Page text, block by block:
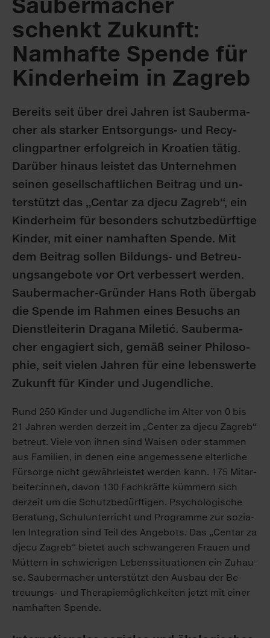
Saubermacher
schenkt Zukunft:
Namhafte Spende für
Kinderheim in Zagreb
Be­reits seit über drei Jah­ren ist Sau­ber­ma­
cher als star­ker Ent­sor­gungs- und Re­cy­
cling­part­ner er­folg­reich in Kroa­ti­en tä­tig.
Dar­über hin­aus leis­tet das Un­ter­neh­men
sei­nen ge­sell­schaft­li­chen Bei­trag und un­
ter­stützt das „Cen­tar za dje­cu Za­greb“, ein
Kin­der­heim für be­son­ders schutz­be­dürf­ti­ge
Kin­der, mit ei­ner nam­haf­ten Spen­de. Mit
dem Bei­trag sol­len Bil­dungs- und Be­treu­
ungs­an­ge­bo­te vor Ort ver­bes­sert wer­den.
Sau­ber­ma­cher-Grün­der Hans Roth über­gab
die Spen­de im Rah­men ei­nes Be­suchs an
Dienst­lei­te­rin Dra­ga­na Miletić. Sau­ber­ma­
cher en­ga­giert sich, ge­mäß sei­ner Phi­lo­so­
phie, seit vie­len Jah­ren für ei­ne le­bens­wer­te
Zu­kunft für Kin­der und Ju­gend­li­che.
Rund 250 Kin­der und Ju­gend­li­che im Al­ter von 0 bis
21 Jah­ren wer­den der­zeit im „Cen­ter za dje­cu Za­greb“
be­treut. Vie­le von ih­nen sind Wai­sen oder stam­men
aus Fa­mi­li­en, in de­nen ei­ne an­ge­mes­se­ne el­ter­li­che
Für­sor­ge nicht ge­währ­leis­tet wer­den kann. 175 Mit­ar­
bei­ter:in­nen, da­von 130 Fach­kräf­te küm­mern sich
der­zeit um die Schutz­be­dürf­ti­gen. Psy­cho­lo­gi­sche
Be­ra­tung, Schul­un­ter­richt und Pro­gram­me zur so­zia­
len In­te­gra­ti­on sind Teil des An­ge­bots. Das „Cen­tar za
dje­cu Za­greb“ bie­tet auch schwan­ge­ren Frau­en und
Müt­tern in schwie­ri­gen Le­bens­si­tua­tio­nen ein Zu­hau­
se. Sau­ber­ma­cher un­ter­stützt den Aus­bau der Be­
treu­ungs- und The­ra­pie­mög­lich­kei­ten jetzt mit ei­ner
nam­haf­ten Spen­de.